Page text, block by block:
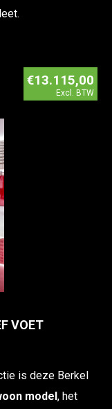
€13.115,00
Excl. BTW
VOET
is deze Berkel
model, het